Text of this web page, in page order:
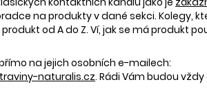
na produkty v dané sekci. Kolegy,
od A do Z. Ví, jak se má produkt
na jejich osobních e-mailech:
naturalis.cz. Rádi Vám budou